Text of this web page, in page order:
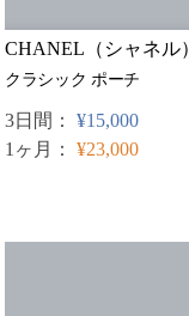
CHANEL（シャネル）
クラシック ポーチ
3日間： ¥15,000
1ヶ月： ¥23,000